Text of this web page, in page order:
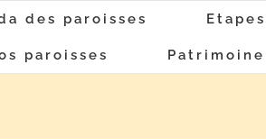
des paroisses
paroisses